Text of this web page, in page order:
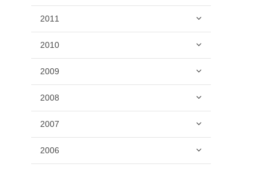
2011
2010
2009
2008
2007
2006